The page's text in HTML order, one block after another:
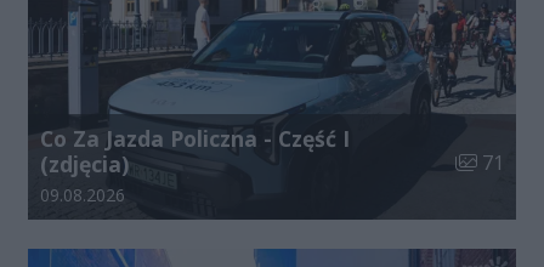
Co Za Jazda Policzna - Część I
(zdjęcia)
Liczba
71
Data dodania galerii:
09.08.2026